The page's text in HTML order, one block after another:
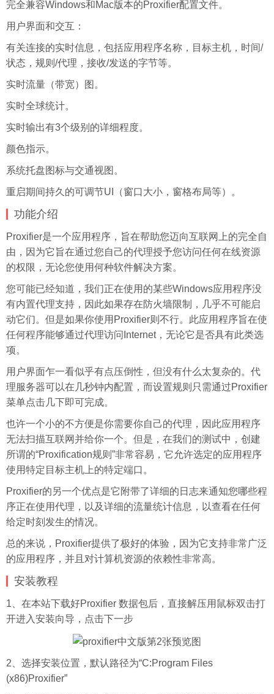
完全兼容Windows和Mac版本的Proxifier配置文件。
用户界面和交互：
有关连接的实时信息，包括应用程序名称，目标主机，时间/
状态，规则/代理，接收/发送的字节等。
实时流量（带宽）图。
实时全球统计。
实时输出有3个级别的详细程度。
颜色指示。
系统托盘图标与交通视图。
重启期间持久的可调节UI（窗口大小，窗格布局等）。
功能介绍
Proxifier是一个应用程序，旨在帮助您迈向互联网上的完全自
由，因为它旨在通过您自己的代理授予您访问任何在线资源
的权限，无论您使用何种软件解决方案。
您可能已经知道，我们正在使用的某些Windows应用程序没
有内置代理支持，因此如果存在防火墙限制，几乎不可能启
动它们。但是如果你使用Proxifier则不行。此应用程序旨在使
任何程序能够通过代理访问Internet，无论它是否具有此类选
项。
用户界面乍一看似乎有点压倒性，但没有什么太复杂的。代
理服务器可以在几秒钟内配置，而设置规则只需通过Proxifier
菜单点击几下即可完成。
也许一个小的不方便是你需要你自己的代理，因此应用程序
无法扫描互联网并给你一个。但是，在我们的测试中，创建
所谓的“Proxification规则”非常容易，它允许选定的应用程序
使用特定目标主机上的特定端口。
Proxifier的另一个优点是它附带了详细的 日志来通知您哪些程
序正在使用代理，以及详细的流量统计信息，以查看在任何
给定时刻发生的情况。
总的来说，Proxifier提供了极好的体验，因为它支持非常广泛
的应用程序，并且对计算机资源的依赖性非常高。
安装教程
1、在本站下载好Proxifier 数据包后，直接解压用鼠标双击打
开进入安装向导，点击下一步
2、选择安装位置，默认路径为“C:Program Files
(x86)Proxifier”